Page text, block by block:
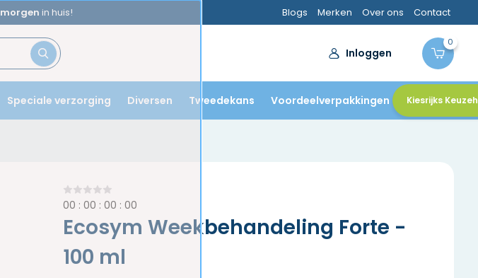
morgen in huis! Blogs Merken Over ons Contact
Inloggen
0
Speciale verzorging Diversen Tweedekans Voordeelverpakkingen Kiesrijks
00 :00 :00 :00
Ecosym Weekbehandeling Forte -
100 ml